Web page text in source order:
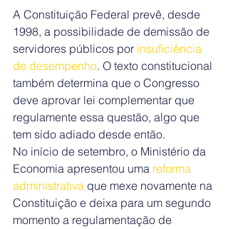
A Constituição Federal prevê, desde
1998, a possibilidade de demissão de
servidores públicos por insuficiência
de desempenho. O texto constitucional
também determina que o Congresso
deve aprovar lei complementar que
regulamente essa questão, algo que
tem sido adiado desde então.
No início de setembro, o Ministério da
Economia apresentou uma reforma
administrativa que mexe novamente na
Constituição e deixa para um segundo
momento a regulamentação de